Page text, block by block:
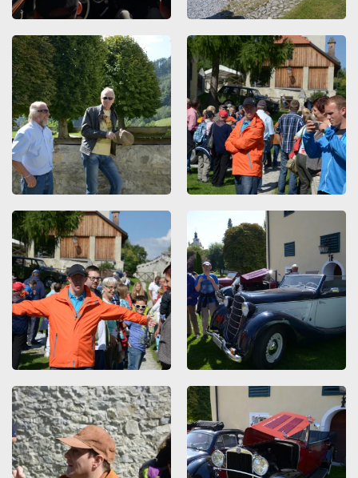
ZOOMEN ZOOMEN
ZOOMEN ZOOMEN
ZOOMEN ZOOMEN